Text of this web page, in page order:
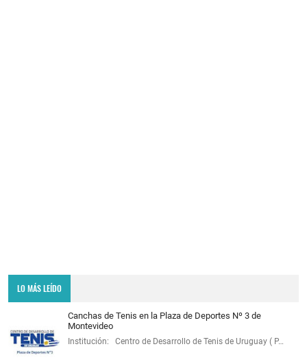
LO MÁS LEÍDO
Canchas de Tenis en la Plaza de Deportes Nº 3 de
Montevideo
Institución: Centro de Desarrollo de Tenis de Uruguay ( P…